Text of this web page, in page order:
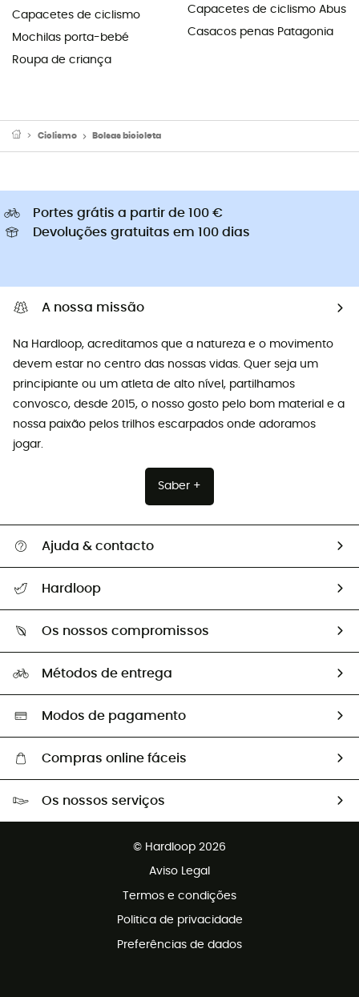
Capacetes de ciclismo
Mochilas porta-bebé
Roupa de criança
Capacetes de ciclismo Abus
Casacos penas Patagonia
Ciclismo Bolsas bicicleta
Portes grátis a partir de 100 €
Devoluções gratuitas em 100 dias
A nossa missão
Na Hardloop, acreditamos que a natureza e o movimento
devem estar no centro das nossas vidas. Quer seja um
principiante ou um atleta de alto nível, partilhamos
convosco, desde 2015, o nosso gosto pelo bom material e a
nossa paixão pelos trilhos escarpados onde adoramos
jogar.
Saber +
Ajuda & contacto
Devoluções e reembolsos
Guia de tamanhos
Trocas & Devoluções
Hardloop
Os nossos embaixadores
Os nossos compromissos
Seleção eco-responsável
Métodos de entrega
Modos de pagamento
Compras online fáceis
Devoluções gratuitas em 100 dias
Os nossos serviços
© Hardloop 2026
Aviso Legal
Termos e condições
Politica de privacidade
Preferências de dados